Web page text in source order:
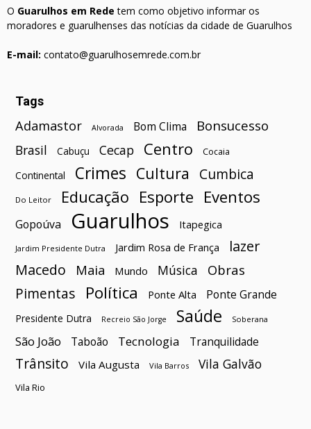
O Guarulhos em Rede tem como objetivo informar os
moradores e guarulhenses das notícias da cidade de Guarulhos
E-mail: contato@guarulhosemrede.com.br
Tags
Adamastor Alvorada Bom Clima Bonsucesso
Brasil Cabuçu Cecap Centro Cocaia
Continental Crimes Cultura Cumbica
Do Leitor Educação Esporte Eventos
Gopoúva Guarulhos Itapegica
Jardim Presidente Dutra Jardim Rosa de França
lazer
Macedo
Maia Mundo Música Obras
Pimentas Política Ponte Alta Ponte Grande
Presidente Dutra Recreio São Jorge Saúde Soberana
São João Taboão Tecnologia Tranquilidade
Trânsito Vila Augusta Vila Barros Vila Galvão
Vila Rio